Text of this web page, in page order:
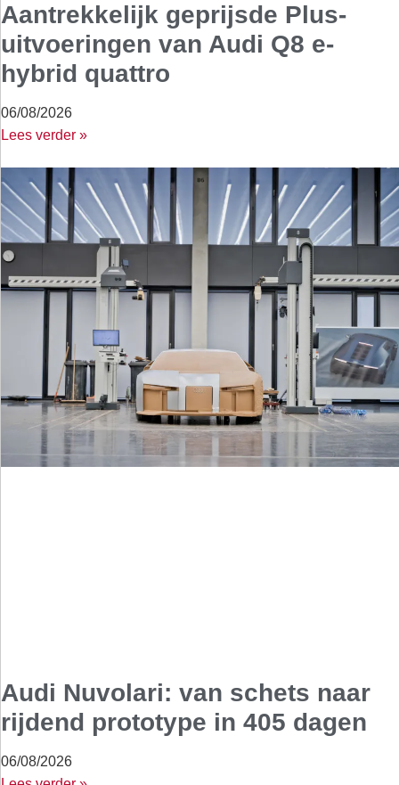
Aantrekkelijk geprijsde Plus-
uitvoeringen van Audi Q8 e-
hybrid quattro
06/08/2026
Lees verder »
Audi Nuvolari: van schets naar
rijdend prototype in 405 dagen
06/08/2026